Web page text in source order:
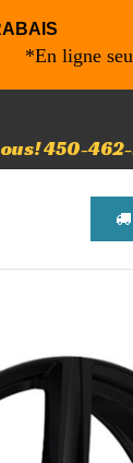
*En ligne
450-